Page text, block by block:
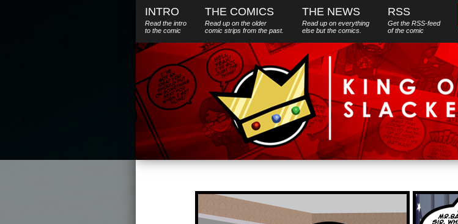
INTRO
Read the intro
to the comic
THE COMICS
Read up on the older
comic strips from the past.
THE NEWS
Read up on everything
else butthe comics.
RSS
Get the RSS-feed
of the comic